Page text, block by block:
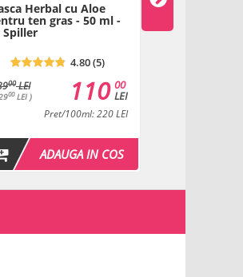
Herbal cu Aloe
ten gras - 50 ml -
Spiller
4.80 (5)
00LEI
00LEI )
00
LEI
110
Pret/100ml: 220 LEI
ADAUGA IN COS
Herbal Active
50 ml - Dr